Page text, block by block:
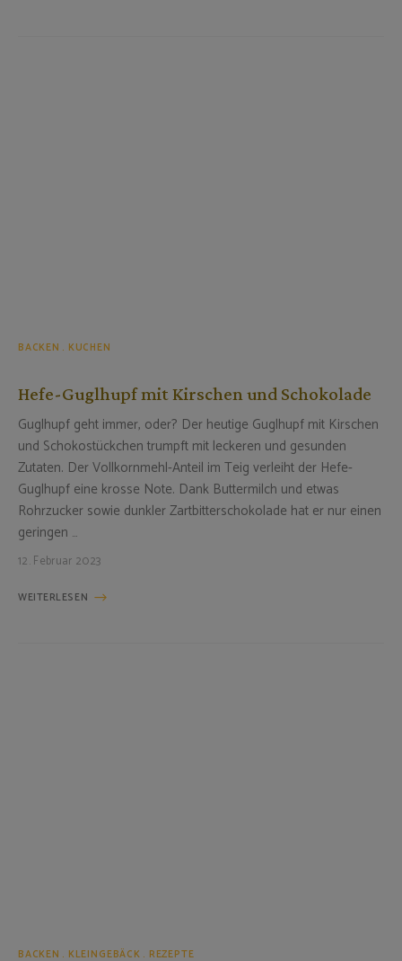
BACKEN KUCHEN
Hefe-Guglhupf mit Kirschen und Schokolade
Guglhupf geht immer, oder? Der heutige Guglhupf mit Kirschen
und Schokostückchen trumpft mit leckeren und gesunden
Zutaten. Der Vollkornmehl-Anteil im Teig verleiht der Hefe-
Guglhupf eine krosse Note. Dank Buttermilch und etwas
Rohrzucker sowie dunkler Zartbitterschokolade hat er nur einen
geringen …
12. Februar 2023
WEITERLESEN
BACKEN KLEINGEBÄCK REZEPTE